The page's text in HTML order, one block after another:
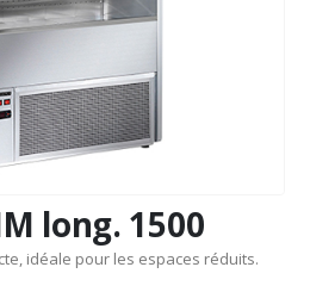
long. 1500
idéale pour les espaces réduits.